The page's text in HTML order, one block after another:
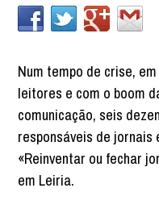
Num tempo de crise,
leitores e com o boom
comunicação, seis
responsáveis de
«Reinventar ou fechar
em Leiria.